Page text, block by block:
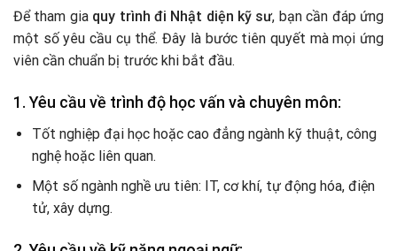
Để tham gia quy trình đi Nhật diện kỹ sư, bạn cần đáp ứng
một số yêu cầu cụ thể. Đây là bước tiên quyết mà mọi ứng
viên cần chuẩn bị trước khi bắt đầu.
1. Yêu cầu về trình độ học vấn và chuyên môn:
Tốt nghiệp đại học hoặc cao đẳng ngành kỹ thuật, công
nghệ hoặc liên quan.
Một số ngành nghề ưu tiên: IT, cơ khí, tự động hóa, điện
tử, xây dựng.